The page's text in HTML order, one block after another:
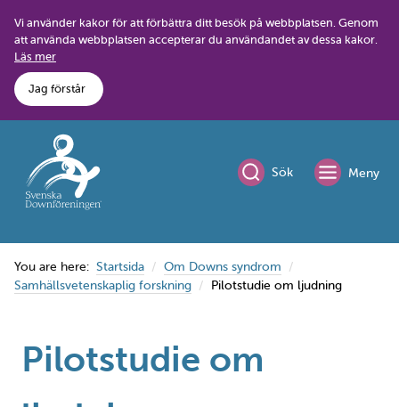
content
Vi använder kakor för att förbättra ditt besök på webbplatsen. Genom
att använda webbplatsen accepterar du användandet av dessa kakor.
Läs mer
Jag förstår
Sök Meny
You are here: Startsida
Om Downs syndrom
Samhällsvetenskaplig forskning
Pilotstudie om ljudning
Pilotstudie om